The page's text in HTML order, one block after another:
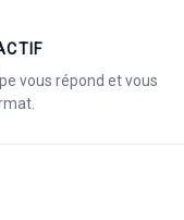
vous répond et vous